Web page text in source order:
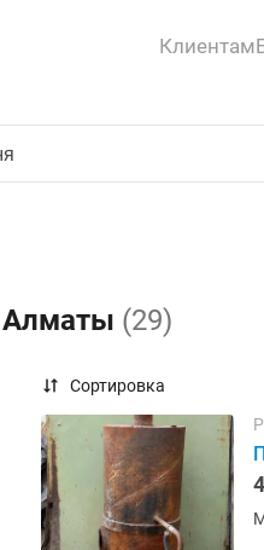
Клиентам
Алматы (29)
Сортировка